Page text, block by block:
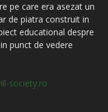
pe care era asezat un
de piatra construit in
educational despre
punct de vedere
society.ro